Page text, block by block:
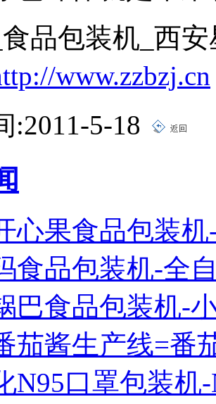
_食品包装机_西
www.zzbzj.cn
:2011-5-18
心果食品包装
食品包装机-全
巴食品包装机-
茄酱生产线=番
N95口罩包装机